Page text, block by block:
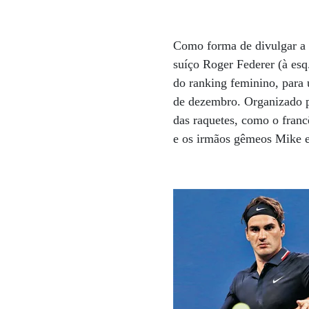
Como forma de divulgar a
suíço Roger Federer (à
do ranking feminino, para
de dezembro. Organizado
das raquetes, como o
e os irmãos gêmeos Mike